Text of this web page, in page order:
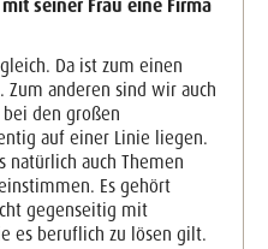
seiner Frau eine Firma
Da ist zum einen
Zum anderen sind wir auch
den großen
auf einer Linie liegen.
natürlich auch Themen
Es gehört
gegenseitig mit
es beruflich zu lösen gilt.